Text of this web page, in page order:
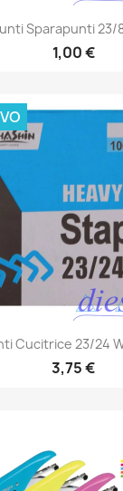
Anteprima
Sparapunti 23/
1,00 €
Anteprima
Cucitrice 23/24
3,75 €